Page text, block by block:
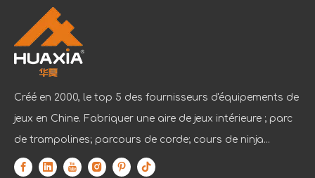
Créé en 2000, le top 5 des fournisseurs d'équipements de
jeux en Chine. Fabriquer une aire de jeux intérieure ; parc
de trampolines; parcours de corde; cours de ninja...